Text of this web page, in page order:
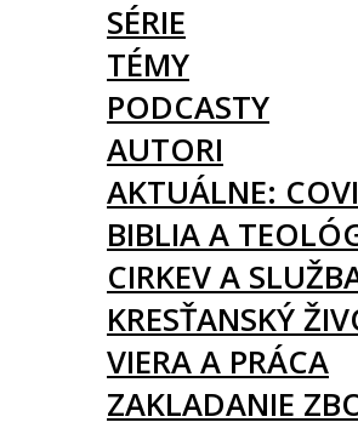
SÉRIE
TÉMY
PODCASTY
AUTORI
AKTUÁLNE:
BIBLIA A
CIRKEV A
KRESŤANSKÝ
VIERA A PRÁCA
ZAKLADANIE